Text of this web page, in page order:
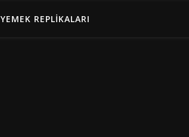
YEMEK REPLIKALARI